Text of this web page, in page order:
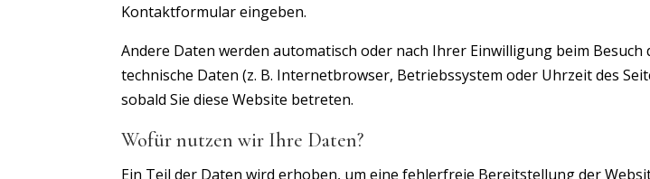
Kontaktformular eingeben.
Andere Daten werden automatisch oder nach Ihrer Einwilligung beim
technische Daten (z. B. Internetbrowser, Betriebssystem oder Uhrzeit des
sobald Sie diese Website betreten.
Wofür nutzen wir Ihre Daten?
Ein Teil der Daten wird erhoben, um eine fehlerfreie Bereitstellung der